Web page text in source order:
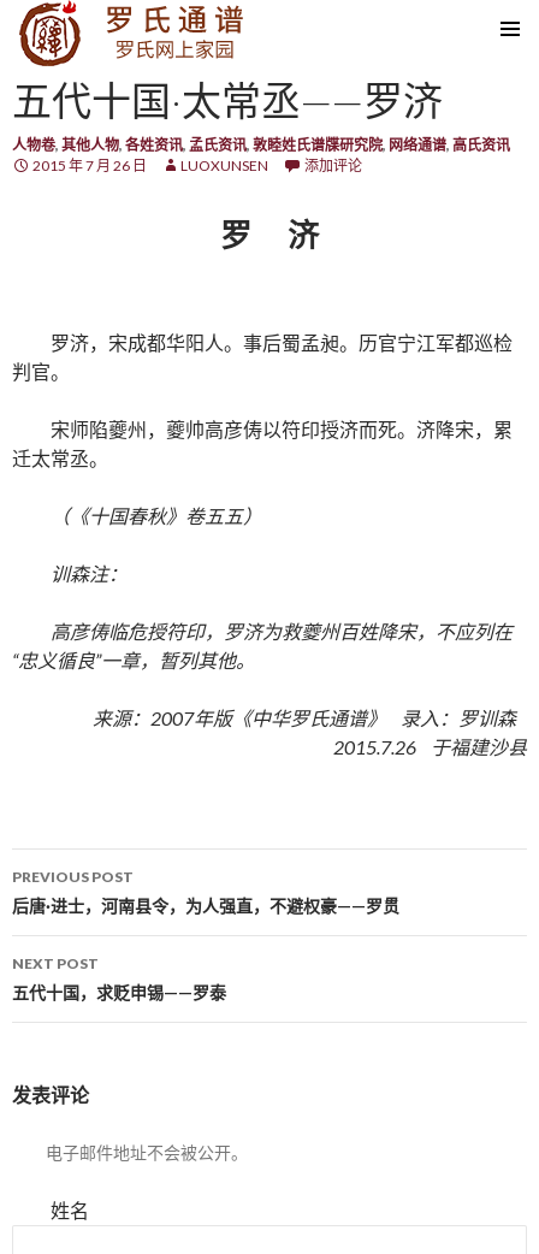
SKIP TO CONTENT
五代十国·太常丞——罗济
人物卷, 其他人物, 各姓资讯, 孟氏资讯, 敦睦姓氏谱牒研究院, 网络通谱, 高氏资讯
2015 年 7 月 26 日
LUOXUNSEN 添加评论
罗 济
罗济，宋成都华阳人。事后蜀孟昶。历官宁江军都巡检
判官。
宋师陷夔州，夔帅高彦俦以符印授济而死。济降宋，累
迁太常丞。
（《十国春秋》卷五五）
训森注：
高彦俦临危授符印，罗济为救夔州百姓降宋，不应列在
“忠义循良”一章，暂列其他。
来源：2007年版《中华罗氏通谱》 录入：罗训森
2015.7.26 于福建沙县
Post navigation
PREVIOUS POST
后唐·进士，河南县令，为人强直，不避权豪——罗贯
NEXT POST
五代十国，求贬申锡——罗泰
发表评论
电子邮件地址不会被公开。
姓名